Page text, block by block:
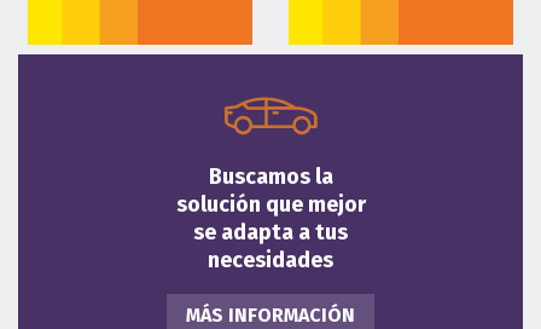
Buscamos la
solución que mejor
se adapta a tus
necesidades
MÁS INFORMACIÓN